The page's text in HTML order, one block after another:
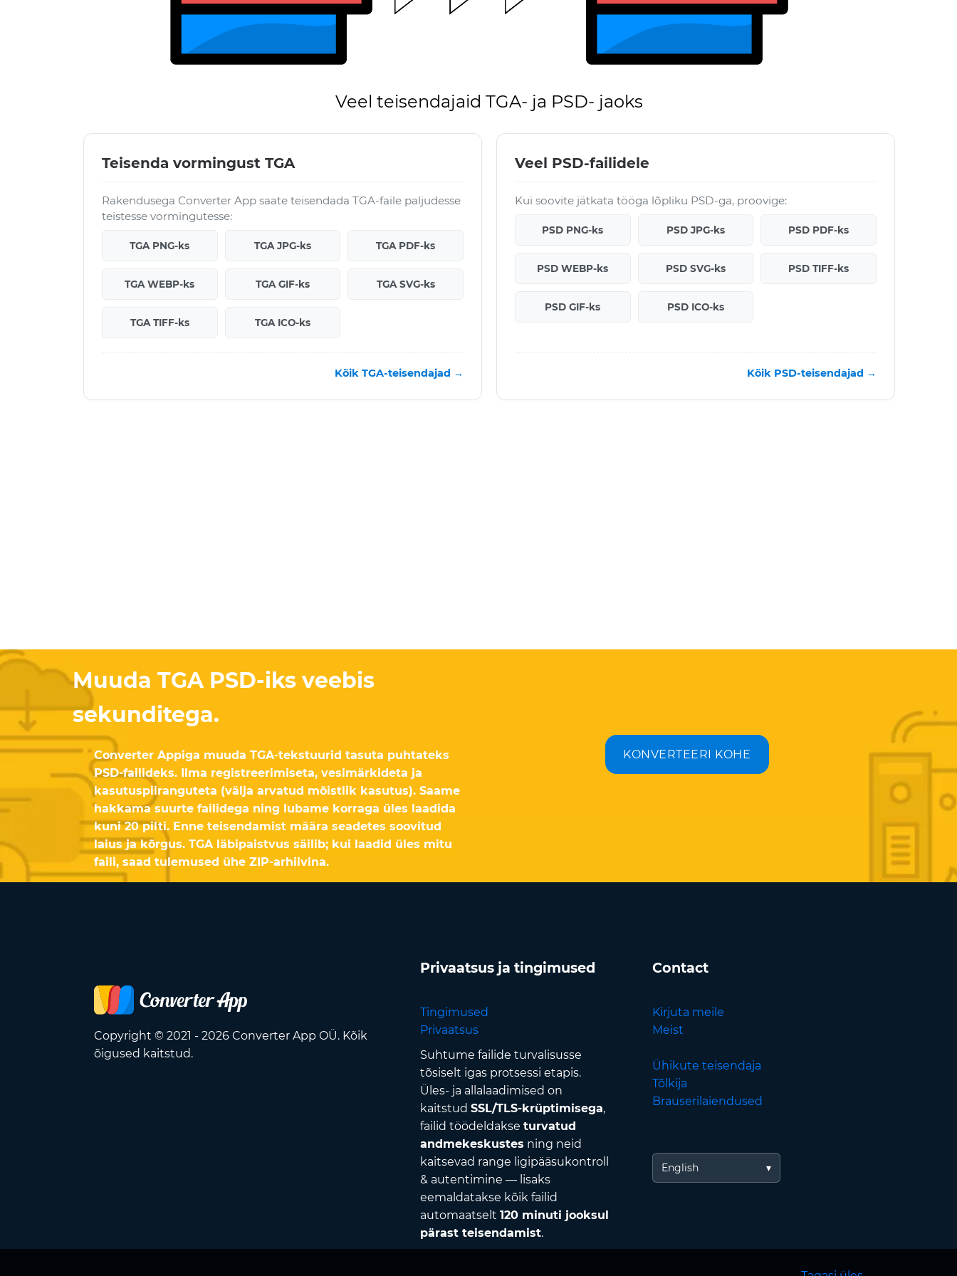
Veel teisendajaid TGA- ja PSD- jaoks
Teisenda vormingust TGA
Rakendusega Converter App saate teisendada TGA-faile paljudesse
teistesse vormingutesse:
TGA PNG-ks TGA JPG-ks TGA PDF-ks
TGA WEBP-ks TGA GIF-ks TGA SVG-ks
TGA TIFF-ks TGA ICO-ks
Kõik TGA-teisendajad →
Veel PSD-failidele
Kui soovite jätkata tööga lõpliku PSD-ga, proovige:
PSD PNG-ks PSD JPG-ks PSD PDF-ks
PSD WEBP-ks PSD SVG-ks PSD TIFF-ks
PSD GIF-ks PSD ICO-ks
Kõik PSD-teisendajad →
Muuda TGA PSD-iks veebis
sekunditega.
Converter Appiga muuda TGA-tekstuurid tasuta puhtateks
PSD-failideks. Ilma registreerimiseta, vesimärkideta ja
kasutuspiiranguteta (välja arvatud mõistlik kasutus). Saame
hakkama suurte failidega ning lubame korraga üles laadida
kuni 20 pilti. Enne teisendamist määra seadetes soovitud
laius ja kõrgus. TGA läbipaistvus säilib; kui laadid üles mitu
faili, saad tulemused ühe ZIP-arhiivina.
KONVERTEERI KOHE
Copyright © 2021 - 2026 Converter App OÜ. Kõik
õigused kaitstud.
Privaatsus ja tingimused
Tingimused
Privaatsus
Suhtume failide turvalisusse
tõsiselt igas protsessi etapis.
Üles- ja allalaadimised on
kaitstud SSL/TLS-krüptimisega,
failid töödeldakse turvatud
andmekeskustes ning neid
kaitsevad range ligipääsukontroll
& autentimine — lisaks
eemaldatakse kõik failid
automaatselt 120 minuti jooksul
pärast teisendamist.
Contact
Kirjuta meile
Meist
Ühikute teisendaja
Tõlkija
Brauserilaiendused
English